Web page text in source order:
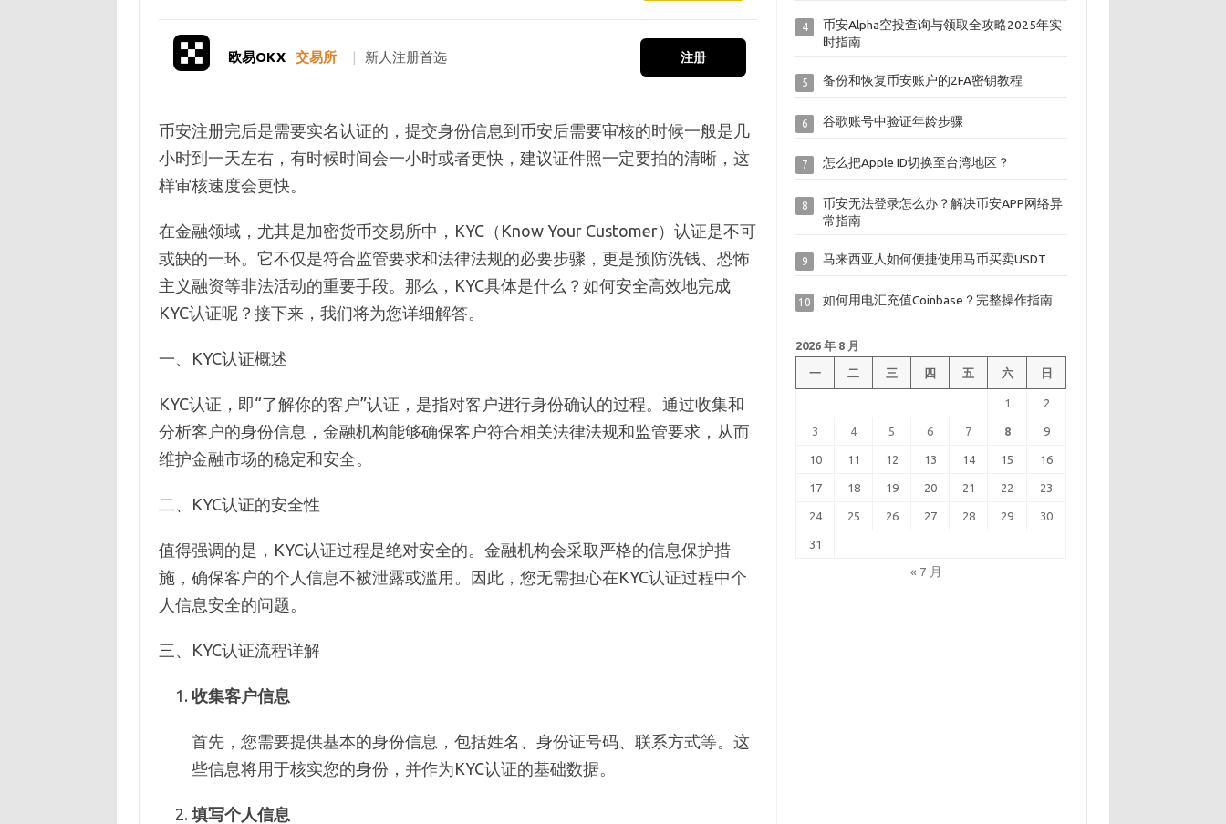
欧易OKX 交易所 | 新人注册首选 注册
币安注册完后是需要实名认证的，提交身份信息到币安后需要审核的时候一般是几
小时到一天左右，有时候时间会一小时或者更快，建议证件照一定要拍的清晰，这
样审核速度会更快。
在金融领域，尤其是加密货币交易所中，KYC（Know Your Customer）认证是不可
或缺的一环。它不仅是符合监管要求和法律法规的必要步骤，更是预防洗钱、恐怖
主义融资等非法活动的重要手段。那么，KYC具体是什么？如何安全高效地完成
KYC认证呢？接下来，我们将为您详细解答。
一、KYC认证概述
KYC认证，即“了解你的客户”认证，是指对客户进行身份确认的过程。通过收集和
分析客户的身份信息，金融机构能够确保客户符合相关法律法规和监管要求，从而
维护金融市场的稳定和安全。
二、KYC认证的安全性
值得强调的是，KYC认证过程是绝对安全的。金融机构会采取严格的信息保护措
施，确保客户的个人信息不被泄露或滥用。因此，您无需担心在KYC认证过程中个
人信息安全的问题。
三、KYC认证流程详解
收集客户信息
首先，您需要提供基本的身份信息，包括姓名、身份证号码、联系方式等。这
些信息将用于核实您的身份，并作为KYC认证的基础数据。
填写个人信息
4
币安Alpha空投查询与领取全攻略2025年实
时指南
5 备份和恢复币安账户的2FA密钥教程
6 谷歌账号中验证年龄步骤
7 怎么把Apple ID切换至台湾地区？
8
币安无法登录怎么办？解决币安APP网络异
常指南
9 马来西亚人如何便捷使用马币买卖USDT
10 如何用电汇充值Coinbase？完整操作指南
2026 年 8 月
一 二 三 四 五 六 日
1 2
3 4 5 6 7 8 9
10 11 12 13 14 15 16
17 18 19 20 21 22 23
24 25 26 27 28 29 30
31
« 7 月